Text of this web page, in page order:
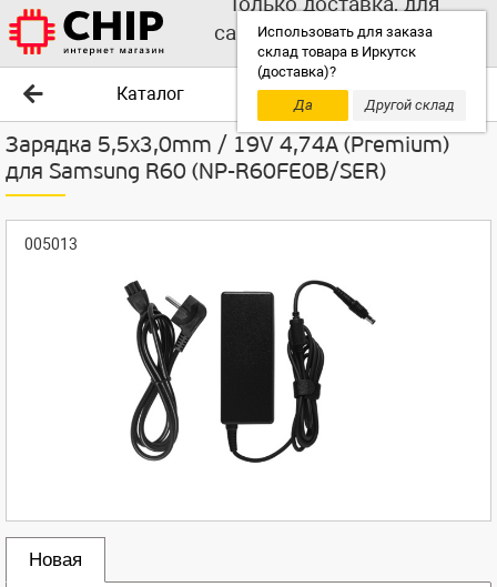
Использовать для заказа
склад товара в Иркутск
(доставка)?
Да
Другой склад
самовывоза выбирайте
другой склад!
Каталог
Зарядка 5,5x3,0mm / 19V 4,74A (Premium)
для Samsung R60 (NP-R60FE0B/SER)
005013
Новая